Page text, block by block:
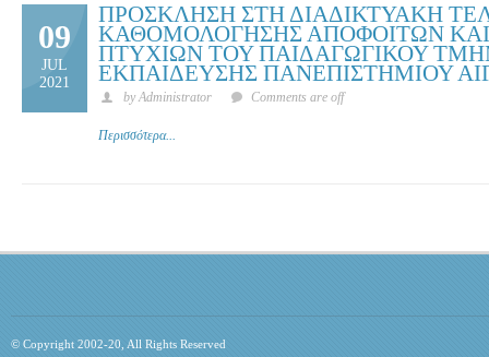
09
JUL
2021
ΠΡΟΣΚΛΗΣΗ ΣΤΗ ΔΙΑΔΙΚΤΥΑΚΗ
ΚΑΘΟΜΟΛΟΓΗΣΗΣ ΑΠΟΦΟΙΤΩΝ
ΠΤΥΧΙΩΝ ΤΟΥ ΠΑΙΔΑΓΩΓΙΚΟΥ
ΕΚΠΑΙΔΕΥΣΗΣ ΠΑΝΕΠΙΣΤΗΜΙΟΥ
by Administrator Comments are off
Περισσότερα...
© Copyright 2002-20, All Rights Reserved